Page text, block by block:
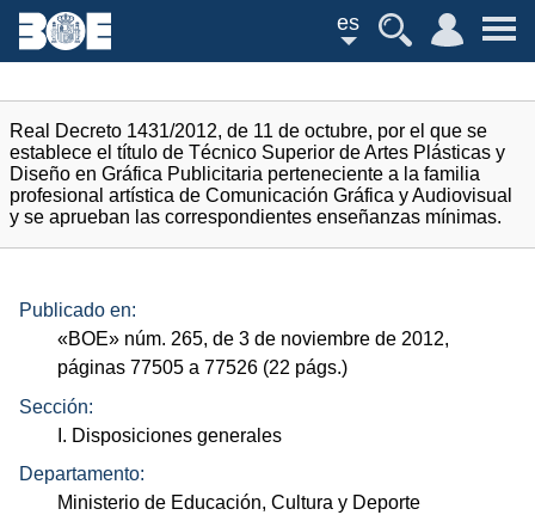
es
Real Decreto 1431/2012, de 11 de octubre, por el que se
establece el título de Técnico Superior de Artes Plásticas y
Diseño en Gráfica Publicitaria perteneciente a la familia
profesional artística de Comunicación Gráfica y Audiovisual
y se aprueban las correspondientes enseñanzas mínimas.
Publicado en:
«BOE» núm. 265, de 3 de noviembre de 2012,
páginas 77505 a 77526 (22 págs.)
Sección:
I. Disposiciones generales
Departamento:
Ministerio de Educación, Cultura y Deporte